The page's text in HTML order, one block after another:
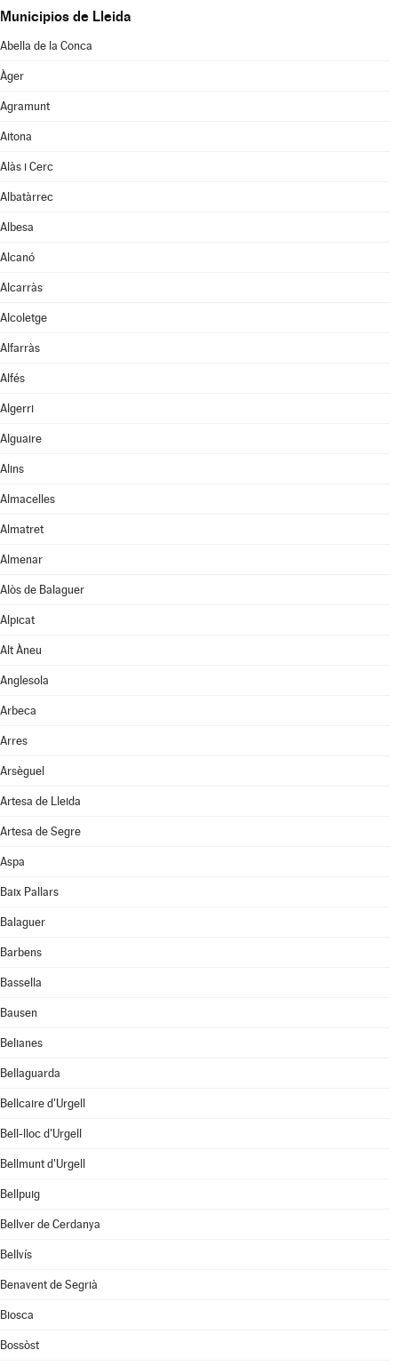
Municipios de Lleida
Abella de la Conca
Àger
Agramunt
Aitona
Alàs i Cerc
Albatàrrec
Albesa
Alcanó
Alcarràs
Alcoletge
Alfarràs
Alfés
Algerri
Alguaire
Alins
Almacelles
Almatret
Almenar
Alòs de Balaguer
Alpicat
Alt Àneu
Anglesola
Arbeca
Arres
Arsèguel
Artesa de Lleida
Artesa de Segre
Aspa
Baix Pallars
Balaguer
Barbens
Bassella
Bausen
Belianes
Bellaguarda
Bellcaire d'Urgell
Bell-lloc d'Urgell
Bellmunt d'Urgell
Bellpuig
Bellver de Cerdanya
Bellvís
Benavent de Segrià
Biosca
Bossòst